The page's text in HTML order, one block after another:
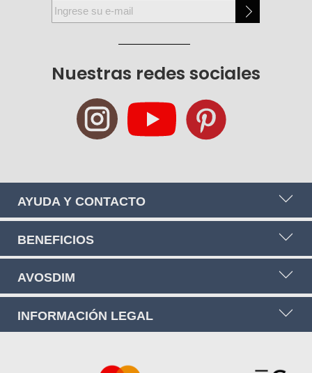
Nuestras redes sociales
Inscríbase
a
de
AYUDA Y CONTACTO
BENEFICIOS
AVOSDIM
INFORMACIÓN LEGAL